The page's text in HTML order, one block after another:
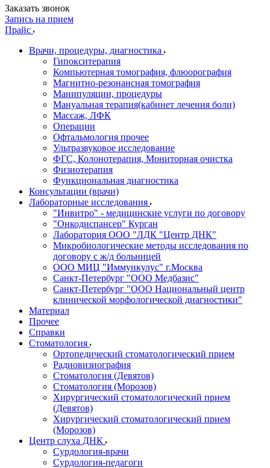
Заказать звонок
Запись на прием
Прайс
Врачи, процедуры, диагностика
Гипокситерапия
Компьютерная томография, флюорография
Магнитно-резонансная томография
Манипуляции, процедуры
Мануальная терапия(кабинет лечения боли)
Массаж, ЛФК
Операции
Офтальмология прочее
Ультразвуковое исследование
ФГС, Колонотерапия, Мониторная очистка
Физиотерапия
Функциональная диагностика
Консультации (врачи)
Лабораторные исследования
"Инвитро" - медицинские услуги по договору
"Онкодиспансер" Курган
Лаборатория ООО "ЛДК "Центр ДНК"
Микробиологические методы исследования по
договору с ж/д больницей
ООО МИЦ "Иммункулус" г.Москва
Санкт-Петербург "ООО Медбазис"
Санкт-Петербург "ООО Национальный центр
клинической морфологической диагностики"
Материал
Прочее
Справки
Стоматология
Ортопедический стоматологический прием
Радиовизиография
Стоматология (Девятов)
Стоматология (Морозов)
Хирургический стоматологический прием
(Девятов)
Хирургический стоматологический прием
(Морозов)
Центр слуха ДНК
Сурдология-врачи
Сурдология-педагоги